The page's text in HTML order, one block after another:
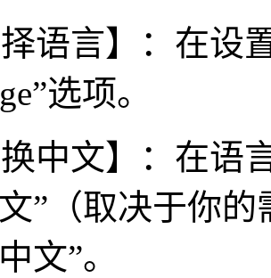
语言】：在设
选项。
中文】：在语
”（取决于你
文”。